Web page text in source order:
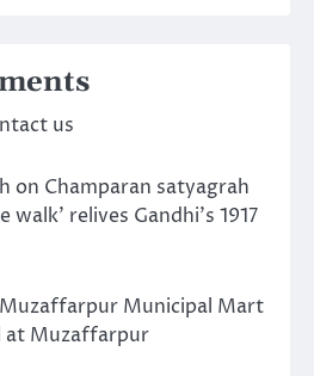
us
on Champaran satyagrah
relives Gandhi’s 1917
Muzaffarpur Municipal Mart
at Muzaffarpur